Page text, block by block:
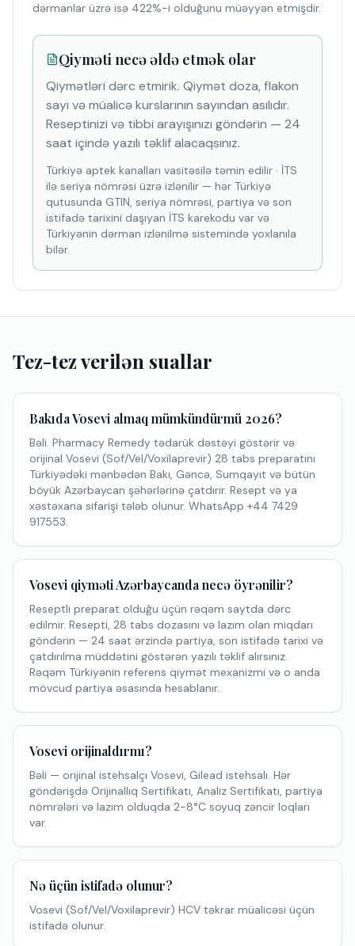
dərmanlar üzrə isə 422%-i olduğunu müəyyən etmişdir.
Qiyməti necə əldə etmək olar
Qiymətləri dərc etmirik. Qiymət doza, flakon
sayı və müalicə kurslarının sayından asılıdır.
Reseptinizi və tibbi arayışınızı göndərin — 24
saat içində yazılı təklif alacaqsınız.
Türkiyə aptek kanalları vasitəsilə təmin edilir · İTS
ilə seriya nömrəsi üzrə izlənilir — hər Türkiyə
qutusunda GTIN, seriya nömrəsi, partiya və son
istifadə tarixini daşıyan İTS karekodu var və
Türkiyənin dərman izlənilmə sistemində yoxlanıla
bilər.
Tez-tez verilən suallar
Bakıda Vosevi almaq mümkündürmü 2026?
Bəli. Pharmacy Remedy tədarük dəstəyi göstərir və
orijinal Vosevi (Sof/Vel/Voxilaprevir) 28 tabs preparatını
Türkiyədəki mənbədən Bakı, Gəncə, Sumqayıt və bütün
böyük Azərbaycan şəhərlərinə çatdırır. Resept və ya
xəstəxana sifarişi tələb olunur. WhatsApp +44 7429
917553.
Vosevi qiyməti Azərbaycanda necə öyrənilir?
Reseptli preparat olduğu üçün rəqəm saytda dərc
edilmir. Resepti, 28 tabs dozasını və lazım olan miqdarı
göndərin — 24 saat ərzində partiya, son istifadə tarixi və
çatdırılma müddətini göstərən yazılı təklif alırsınız.
Rəqəm Türkiyənin referens qiymət mexanizmi və o anda
mövcud partiya əsasında hesablanır.
Vosevi orijinaldırmı?
Bəli — orijinal istehsalçı Vosevi, Gilead istehsalı. Hər
göndərişdə Orijinallıq Sertifikatı, Analiz Sertifikatı, partiya
nömrələri və lazım olduqda 2-8°C soyuq zəncir loqları
var.
Nə üçün istifadə olunur?
Vosevi (Sof/Vel/Voxilaprevir) HCV təkrar müalicəsi üçün
istifadə olunur.